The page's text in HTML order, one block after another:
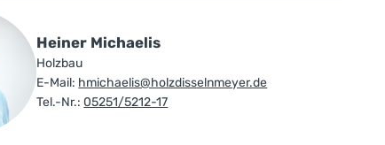
Heiner Michaelis
Holzbau
E-Mail: hmichaelis@holzdisselnmeyer.de
Tel.-Nr.: 05251/5212-17